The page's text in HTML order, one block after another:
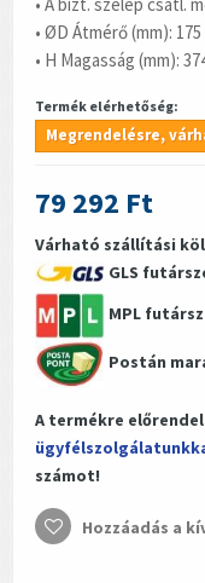
• ØD Átmérő (mm): 175
• H Magasság (mm):
Termék elérhetőség:
Megrendelésre,
79 292 Ft
Várható szállítási
GLS
MPL
Postán
A termékre
számot!
Hozzáadás a